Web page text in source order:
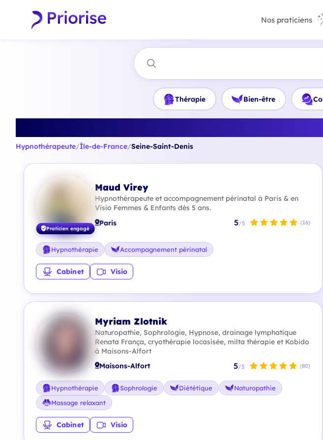
Nos praticiens
Thérapie Bien-être
Hypnothérapeute/Île-de-France/Seine-Saint-Denis
Praticien engagé
Maud Virey
Hypnothérapeute et accompagnement périnatal à Paris & en
Visio Femmes & Enfants dès 5 ans.
Paris 5/5 (16)
Hypnothérapie Accompagnement périnatal
Cabinet Visio
Myriam Zlotnik
Naturopathie, Sophrologie, Hypnose, drainage lymphatique
Renata França, cryothérapie locasisée, milta thérapie et Kobido
à Maisons-Alfort
Maisons-Alfort 5/5 (80)
Hypnothérapie Sophrologie Diététique
Naturopathie
Massage relaxant
Cabinet Visio